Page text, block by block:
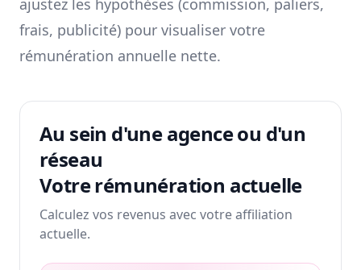
ajustez les hypothèses (commission, paliers,
frais, publicité) pour visualiser votre
rémunération annuelle nette.
Au sein d'une agence ou d'un
réseau
Votre rémunération actuelle
Calculez vos revenus avec votre affiliation
actuelle.